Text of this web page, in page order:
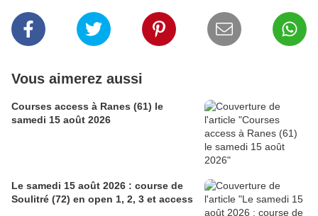
Vous aimerez aussi
Courses access à Ranes (61) le
samedi 15 août 2026
Le samedi 15 août 2026 : course de
Soulitré (72) en open 1, 2, 3 et access